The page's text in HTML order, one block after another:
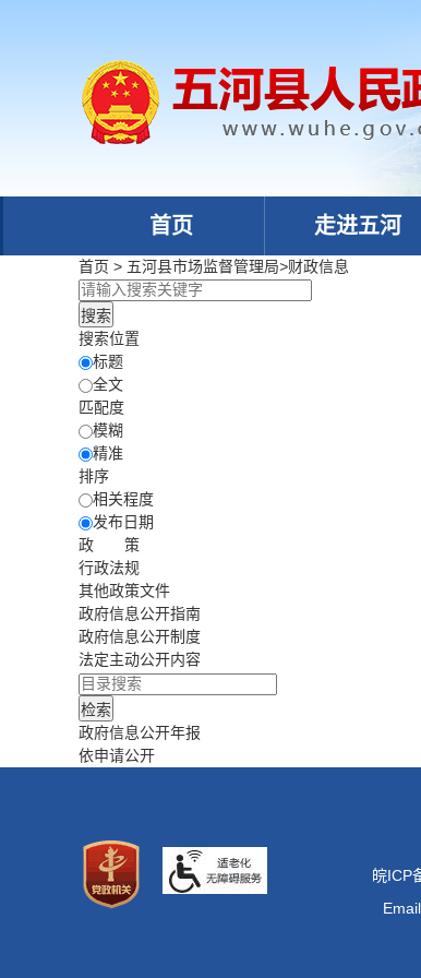
首页 走进五河
首页 > 五河县市场监督管理局>财政信息
搜索位置
标题
全文
匹配度
模糊
精准
排序
相关程度
发布日期
政 策
行政法规
其他政策文件
政府信息公开指南
政府信息公开制度
法定主动公开内容
政府信息公开年报
依申请公开
皖ICP